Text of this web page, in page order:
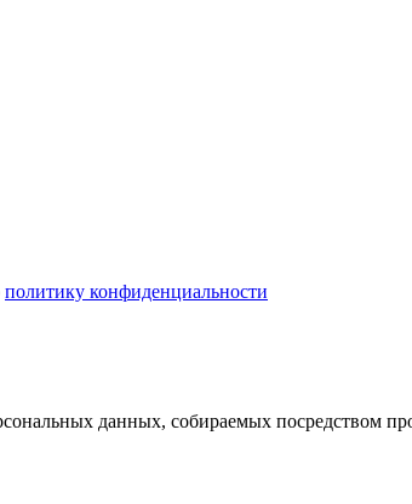
политику конфиденциальности
данных, собираемых посредством